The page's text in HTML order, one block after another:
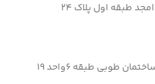
طبقه اول پلاک ۲۴
طوبی طبقه ۶واحد ۱۹